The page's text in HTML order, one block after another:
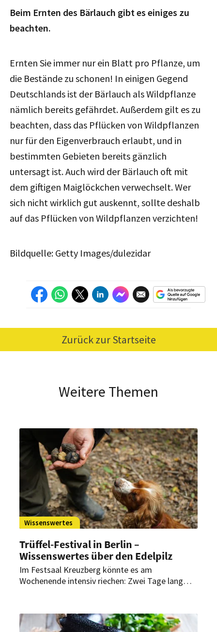
Beim Ernten des Bärlauch gibt es einiges zu
beachten.
Ernten Sie immer nur ein Blatt pro Pflanze, um
die Bestände zu schonen! In einigen Gegend
Deutschlands ist der Bärlauch als Wildpflanze
nämlich bereits gefährdet. Außerdem gilt es zu
beachten, dass das Pflücken von Wildpflanzen
nur für den Eigenverbrauch erlaubt, und in
bestimmten Gebieten bereits gänzlich
untersagt ist. Auch wird der Bärlauch oft mit
dem giftigen Maiglöckchen verwechselt. Wer
sich nicht wirklich gut auskennt, sollte deshalb
auf das Pflücken von Wildpflanzen verzichten!
Bildquelle: Getty Images/dulezidar
Zurück zur Startseite
Weitere Themen
Wissenswertes
Trüffel-Festival in Berlin –
Wissenswertes über den Edelpilz
Im Festsaal Kreuzberg könnte es am
Wochenende intensiv riechen: Zwei Tage lang
wichtigsten Fakten über den edlen Pilz.